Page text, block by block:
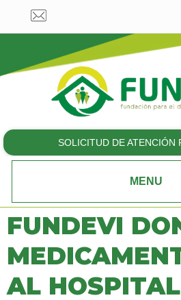
SOLICITUD DE ATENCIÓN
MENU
FUNDEVI
AL HOSPITAL